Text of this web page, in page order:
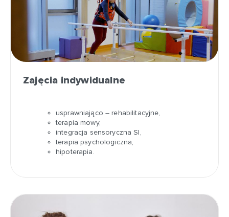
Zajęcia indywidualne
usprawniająco – rehabilitacyjne,
terapia mowy,
integracja sensoryczna SI,
terapia psychologiczna,
hipoterapia.